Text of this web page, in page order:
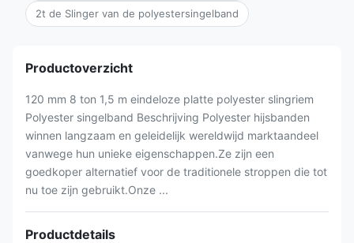
2t de Slinger van de polyestersingelband
Productoverzicht
120 mm 8 ton 1,5 m eindeloze platte polyester slingriem
Polyester singelband Beschrijving Polyester hijsbanden
winnen langzaam en geleidelijk wereldwijd marktaandeel
vanwege hun unieke eigenschappen.Ze zijn een
goedkoper alternatief voor de traditionele stroppen die tot
nu toe zijn gebruikt.Onze ...
Productdetails